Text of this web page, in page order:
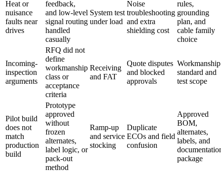
Heat or
nuisance
faults near
drives
feedback,
and low-level
signal routing
handled
casually
System test
under load
Noise
troubleshooting
and extra
shielding cost
rules,
grounding
plan, and
cable family
choice
Incoming-
inspection
arguments
RFQ did not
define
workmanship
class or
acceptance
criteria
Receiving
and FAT
Quote disputes
and blocked
approvals
Workmanship
standard and
test scope
Pilot build
does not
match
production
build
Prototype
approved
without
frozen
alternates,
label logic, or
pack-out
method
Ramp-up
and service
stocking
Duplicate
ECOs and field
confusion
Approved
BOM,
alternates,
labels, and
package